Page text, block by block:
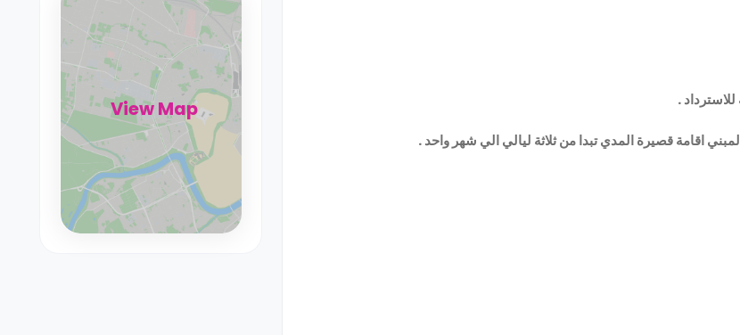
.
اقامة قصيرة المدي تبدا من ثلاثة ليالي الي شهر واحد .
View Map